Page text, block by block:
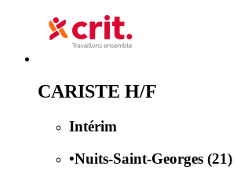
CARISTE H/F
Intérim
•Nuits-Saint-Georges (21)